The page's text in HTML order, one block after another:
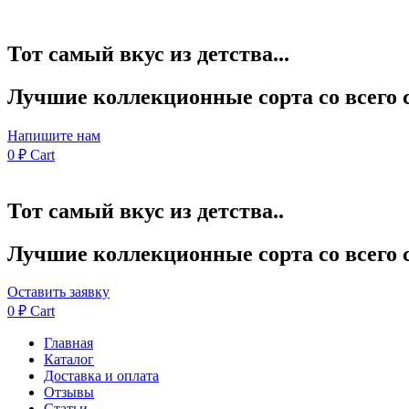
Тот самый вкус из детства...
Лучшие коллекционные сорта со всего
Напишите нам
0 ₽ Cart
Тот самый вкус из детства..
Лучшие коллекционные сорта со всего
Оставить заявку
0 ₽ Cart
Главная
Каталог
Доставка и оплата
Отзывы